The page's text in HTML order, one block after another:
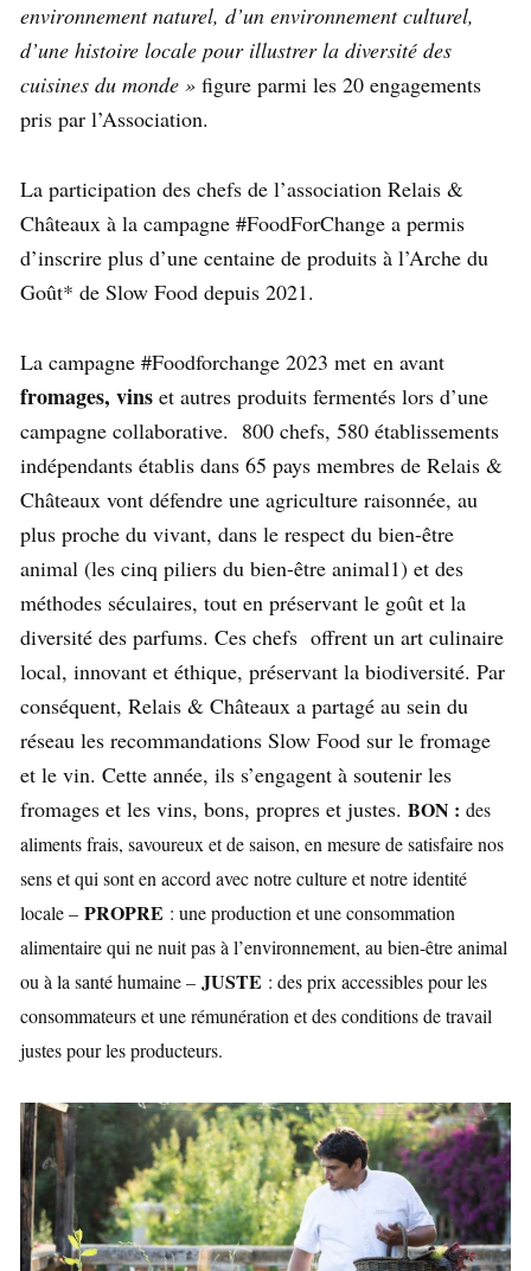
environnement naturel, d’un environnement culturel,
d’une histoire locale pour illustrer la diversité des
cuisines du monde » figure parmi les 20 engagements
pris par l’Association.
La participation des chefs de l’association Relais &
Châteaux à la campagne #FoodForChange a permis
d’inscrire plus d’une centaine de produits à l’Arche du
Goût* de Slow Food depuis 2021.
La campagne #Foodforchange 2023 met en avant
fromages, vins et autres produits fermentés lors d’une
campagne collaborative. 800 chefs, 580 établissements
indépendants établis dans 65 pays membres de Relais &
Châteaux vont défendre une agriculture raisonnée, au
plus proche du vivant, dans le respect du bien-être
animal (les cinq piliers du bien-être animal1) et des
méthodes séculaires, tout en préservant le goût et la
diversité des parfums. Ces chefs offrent un art culinaire
local, innovant et éthique, préservant la biodiversité. Par
conséquent, Relais & Châteaux a partagé au sein du
réseau les recommandations Slow Food sur le fromage
et le vin. Cette année, ils s’engagent à soutenir les
fromages et les vins, bons, propres et justes. BON : des
aliments frais, savoureux et de saison, en mesure de satisfaire nos
sens et qui sont en accord avec notre culture et notre identité
locale – PROPRE : une production et une consommation
alimentaire qui ne nuit pas à l’environnement, au bien-être animal
ou à la santé humaine – JUSTE : des prix accessibles pour les
consommateurs et une rémunération et des conditions de travail
justes pour les producteurs.